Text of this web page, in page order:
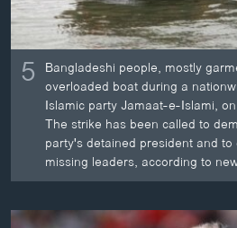
ລາຍການກະຈາຍສຽງ
ລາຍງານ
ຕິດຕາມພວກເຮົາ ທີ່
ພາສາຕ່າງໆ
5 Bangladeshi people, mostly
overloaded boat during a
Islamic party Jamaat-e-Islami,
The strike has been called to
party's detained president and
missing leaders, according to